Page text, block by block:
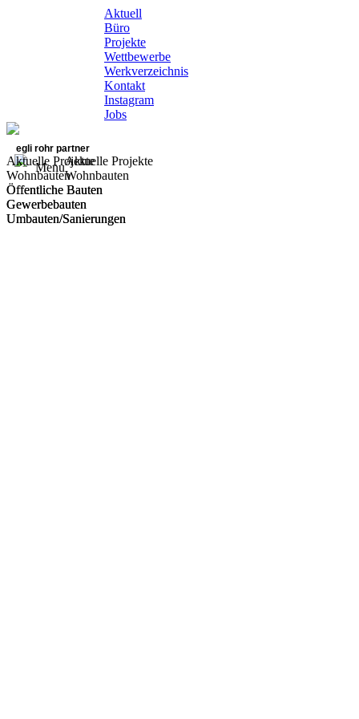
Aktuell
Büro
Projekte
Wettbewerbe
Werkverzeichnis
Kontakt
Instagram
Jobs
egli rohr partner
Menu
Aktuelle Projekte
Wohnbauten
Öffentliche Bauten
Gewerbebauten
Umbauten/Sanierungen
Aktuelle Projekte
Wohnbauten
Öffentliche Bauten
Gewerbebauten
Umbauten/Sanierungen